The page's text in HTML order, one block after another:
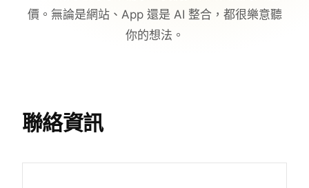
價。無論是網站、App 還是 AI 整合，都很樂意聽
你的想法。
聯絡資訊